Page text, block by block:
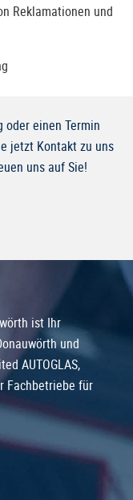
Reklamationen und
oder einen Termin
jetzt Kontakt zu uns
uns auf Sie!
ist Ihr
und
AUTOGLAS,
Fachbetriebe für